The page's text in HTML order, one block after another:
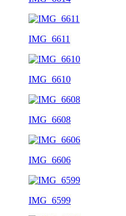
IMG_6611
IMG_6610
IMG_6608
IMG_6606
IMG_6599